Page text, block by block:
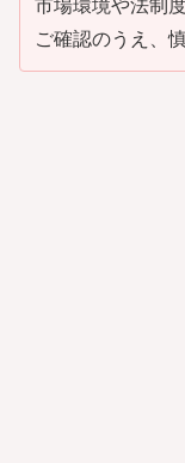
市場環境や法制
ご確認のうえ、